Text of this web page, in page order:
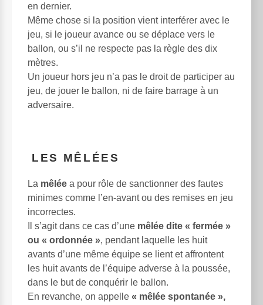
en dernier.
Même chose si la position vient interférer avec le
jeu, si le joueur avance ou se déplace vers le
ballon, ou s’il ne respecte pas la règle des dix
mètres.
Un joueur hors jeu n’a pas le droit de participer au
jeu, de jouer le ballon, ni de faire barrage à un
adversaire.
LES MÊLÉES
La mêlée a pour rôle de sanctionner des fautes
minimes comme l’en-avant ou des remises en jeu
incorrectes.
Il s’agit dans ce cas d’une mêlée dite « fermée »
ou « ordonnée », pendant laquelle les huit
avants d’une même équipe se lient et affrontent
les huit avants de l’équipe adverse à la poussée,
dans le but de conquérir le ballon.
En revanche, on appelle « mêlée spontanée »,